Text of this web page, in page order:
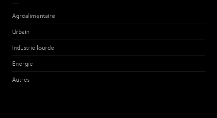
Agroalimentaire
Urbain
Industrie lourde
Energie
Autres